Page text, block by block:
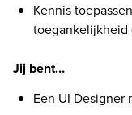
Kennis
toegankelijkheid
Jij bent…
Een UI